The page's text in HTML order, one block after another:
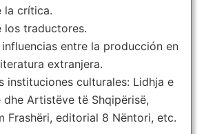
la crítica.
traductores.
entre la producción en
extranjera.
instituciones culturales: Lidhja e
dhe Artistëve të Shqipërisë,
Frashëri, editorial 8 Nëntori, etc.